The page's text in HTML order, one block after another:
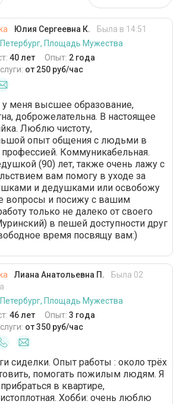
Юлия Сергеевна К.
Была в 14:51
Площадь Мужества
40 лет Опыт: 2 года
от 250 руб/час
меня высшее образование,
доброжелательна. В настоящее
Люблю чистоту,
опыт общения с людьми в
Коммуникабельная.
(90) лет, также очень лажу с
вам помогу в уходе за
и дедушками или освобожу
вопросы и посижу с вашим
только не далеко от своего
в пешей доступности друг
время посвящу вам:)
Лиана Анатольевна П.
Была 02
Площадь Мужества
46 лет Опыт: 3 года
от 350 руб/час
сиделки. Опыт работы : около трёх
помогать пожилым людям. Я
в квартире,
Хобби: очень люблю